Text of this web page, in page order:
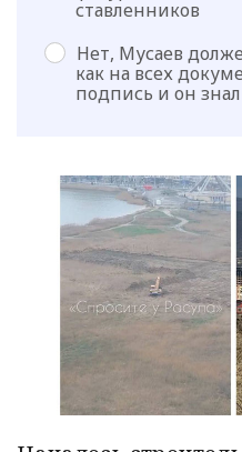
ставленников
Нет, Мусаев
как на всех
подпись и он